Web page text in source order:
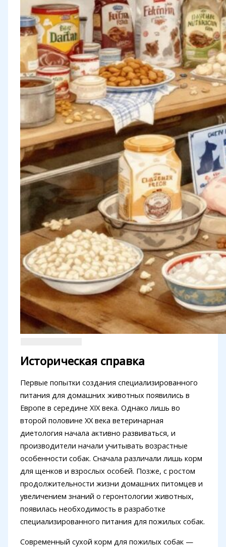
Историческая справка
Первые попытки создания специализированного
питания для домашних животных появились в
Европе в середине XIX века. Однако лишь во
второй половине XX века ветеринарная
диетология начала активно развиваться, и
производители начали учитывать возрастные
особенности собак. Сначала различали лишь корм
для щенков и взрослых особей. Позже, с ростом
продолжительности жизни домашних питомцев и
увеличением знаний о геронтологии животных,
появилась необходимость в разработке
специализированного питания для пожилых собак.
Современный сухой корм для пожилых собак —